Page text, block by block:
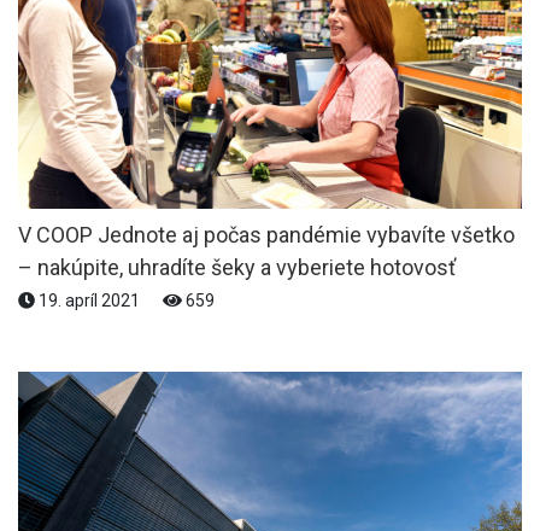
V COOP Jednote aj počas pandémie vybavíte všetko
– nakúpite, uhradíte šeky a vyberiete hotovosť
19. apríl 2021 659